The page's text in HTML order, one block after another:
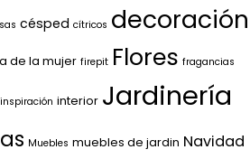
césped cítricos decoración
de la mujer firepit Flores fragancias
inspiración interior Jardinería
Muebles muebles de jardin Navidad